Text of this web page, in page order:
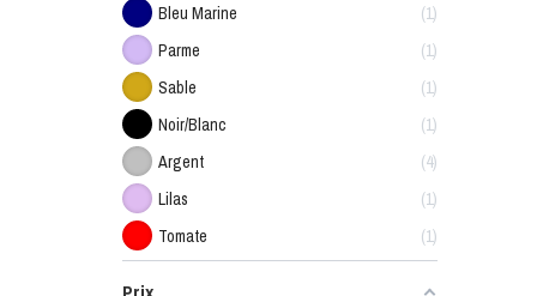
Bleu Marine
1
Parme
1
Sable
1
Noir/blanc
1
Argent
4
Lilas
1
Tomate
1